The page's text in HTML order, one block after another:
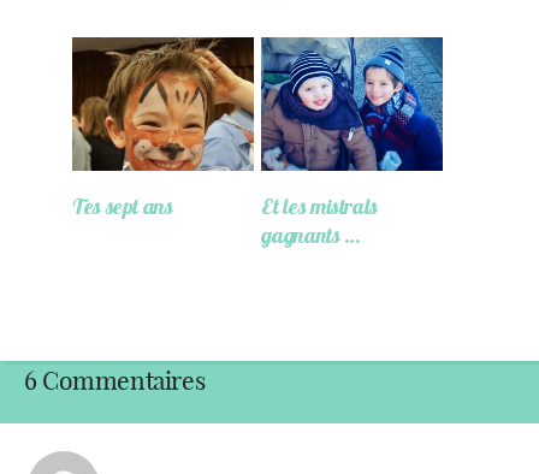
Tes sept ans
Et les mistrals
gagnants …
6 Commentaires